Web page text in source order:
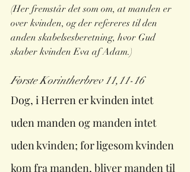
(Her fremstår det som om, at manden er
over kvinden, og der refereres til den
anden skabelsesberetning, hvor Gud
skaber kvinden Eva af Adam.)
Første Korintherbrev 11,11-16
Dog, i Herren er kvinden intet
uden manden og manden intet
uden kvinden; for ligesom kvinden
kom fra manden, bliver manden til